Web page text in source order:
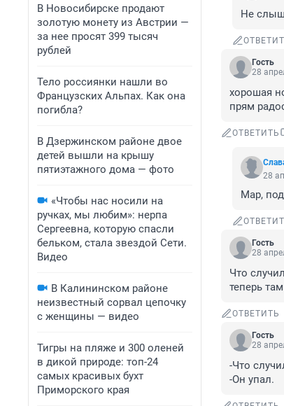
В Новосибирске продают
золотую монету из Австрии —
за нее просят 399 тысяч
рублей
Тело россиянки нашли во
Французских Альпах. Как она
погибла?
В Дзержинском районе двое
детей вышли на крышу
пятиэтажного дома — фото
«Чтобы нас носили на
ручках, мы любим»: нерпа
Сергеевна, которую спасли
бельком, стала звездой Сети.
Видео
В Калининском районе
неизвестный сорвал цепочку
с женщины — видео
Тигры на пляже и 300 оленей
в дикой природе: топ-24
самых красивых бухт
Приморского края
Не
Гость
28
хорошая
прям
ОТВЕТИТЬ
28
Мар,
Гость
28
Что
теперь
ОТВЕТИТЬ
Гость
28
-Что
-Он упал.